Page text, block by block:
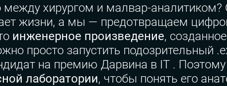
хирургом и малвар-
жизни, а мы — предотвращаем
инженерное произведение,
просто запустить подозрительный
на премию Дарвина в IT .
лаборатории, чтобы понять его